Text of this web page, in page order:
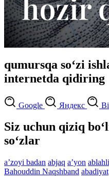
qumursqa so‘zi
internetda qidiring
Google Яндекс
Siz uchun qiziq
so‘zlar
aʼzoyi badan abjaq aʼyon
Bahouddin Naqshband abadiyat